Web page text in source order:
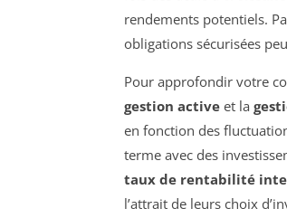
rendements potentiels.
obligations sécurisées
Pour approfondir votre
gestion active et la
en fonction des
terme avec des
taux de rentabilité
l’attrait de leurs choix